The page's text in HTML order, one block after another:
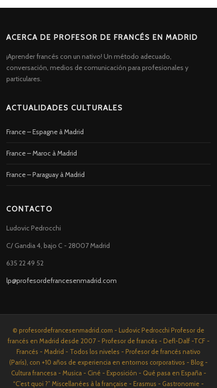
ACERCA DE PROFESOR DE FRANCÉS EN MADRID
¡Aprender francés con un nativo! Un método adecuado,
conversación, medios de comunicación para profesionales y
particulares.
ACTUALIDADES CULTURALES
France – Espagne à Madrid
France – Maroc à Madrid
France – Paraguay à Madrid
CONTACTO
Ludovic Pedrocchi
C/ Gandia 4, bajo C - 28007 Madrid
635 22 49 52
lp@profesordefrancesenmadrid.com
© profesordefrancesenmadrid.com - Ludovic Pedrocchi Profesor de
francés en Madrid desde 2007 - Profesor de francés - Defl-Dalf -TCF -
Francés - Madrid - Todos los niveles - Profesor de francés nativo
(París), con +10 años de experiencia en entornos corporativos - Blog -
Cultura francesa - Musica - Ciné - Exposición - Qué pasa en España -
“C’est quoi ?” Miscellanées à la française - Erasmus - Gastronomie -